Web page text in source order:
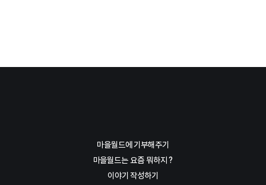
마을월드에 기부해주기
마을월드는 요즘 뭐하지 ?
이야기 작성하기